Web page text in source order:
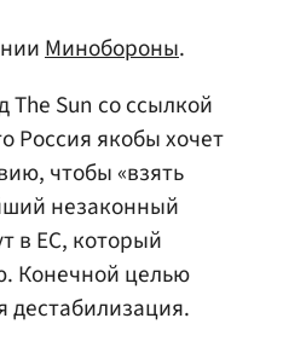
Минобороны.
Sun со ссылкой
Россия якобы хочет
чтобы «взять
незаконный
в ЕС, который
Конечной целью
дестабилизация.